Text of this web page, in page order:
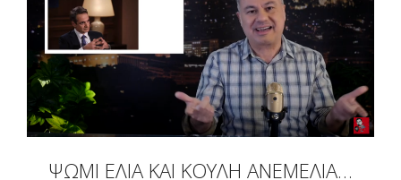
ΨΩΜΙ ΕΛΙΑ ΚΑΙ ΚΟΥΛΗ ΑΝΕΜΕΛΙΑ…